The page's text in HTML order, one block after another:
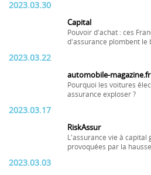
2023.03.30
Capital
Pouvoir d'achat : ces
d'assurance plombent le
2023.03.22
automobile-magazine.fr
Pourquoi les voitures
assurance exploser ?
2023.03.17
RiskAssur
L'assurance vie à capital
provoquées par la
2023.03.03